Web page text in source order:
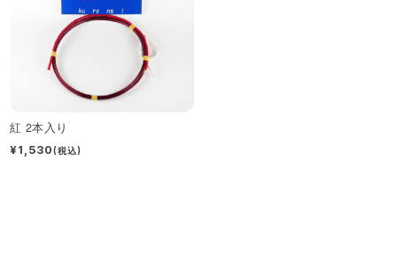
紅 2本入り
¥1,530(税込)